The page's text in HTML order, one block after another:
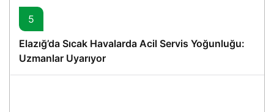
5
Elazığ’da Sıcak Havalarda Acil Servis Yoğunluğu:
Uzmanlar Uyarıyor